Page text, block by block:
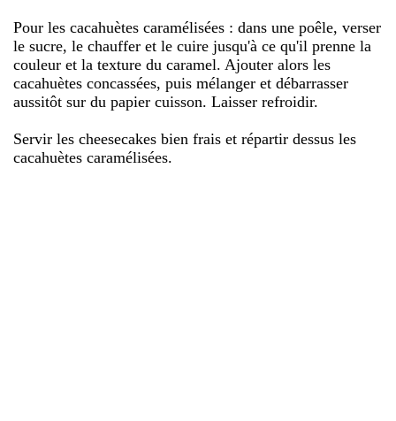
Pour les cacahuètes caramélisées : dans une poêle, verser
le sucre, le chauffer et le cuire jusqu'à ce qu'il prenne la
couleur et la texture du caramel. Ajouter alors les
cacahuètes concassées, puis mélanger et débarrasser
aussitôt sur du papier cuisson. Laisser refroidir.
Servir les cheesecakes bien frais et répartir dessus les
cacahuètes caramélisées.